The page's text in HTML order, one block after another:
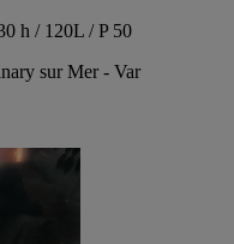
h / 120L / P 50
sur Mer - Var